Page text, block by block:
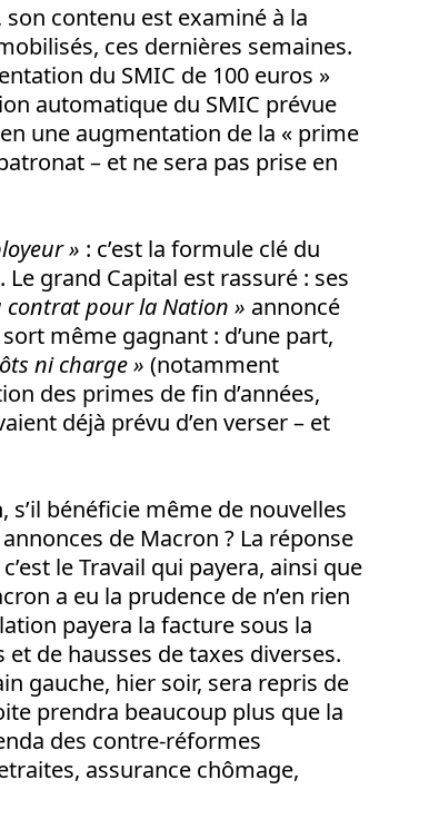
contenu est examiné à la
ces dernières semaines.
du SMIC de 100 euros »
automatique du SMIC prévue
une augmentation de la « prime
– et ne sera pas prise en
» : c’est la formule clé du
grand Capital est rassuré : ses
contrat pour la Nation » annoncé
même gagnant : d’une part,
ni charge » (notamment
des primes de fin d’années,
déjà prévu d’en verser – et
s’il bénéficie même de nouvelles
de Macron ? La réponse
le Travail qui payera, ainsi que
a eu la prudence de n’en rien
payera la facture sous la
de hausses de taxes diverses.
gauche, hier soir, sera repris de
prendra beaucoup plus que la
des contre-réformes
assurance chômage,